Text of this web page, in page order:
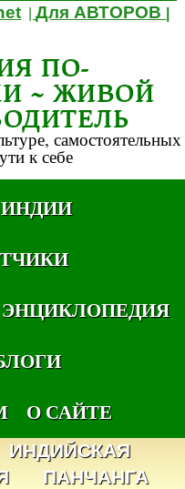
|Для АВТОРОВ
ПО-
~ ЖИВОЙ
самостоятельных
к себе
ЭНЦИКЛОПЕДИЯ
О САЙТЕ
ИНДИЙСКАЯ
ПАНЧАНГА